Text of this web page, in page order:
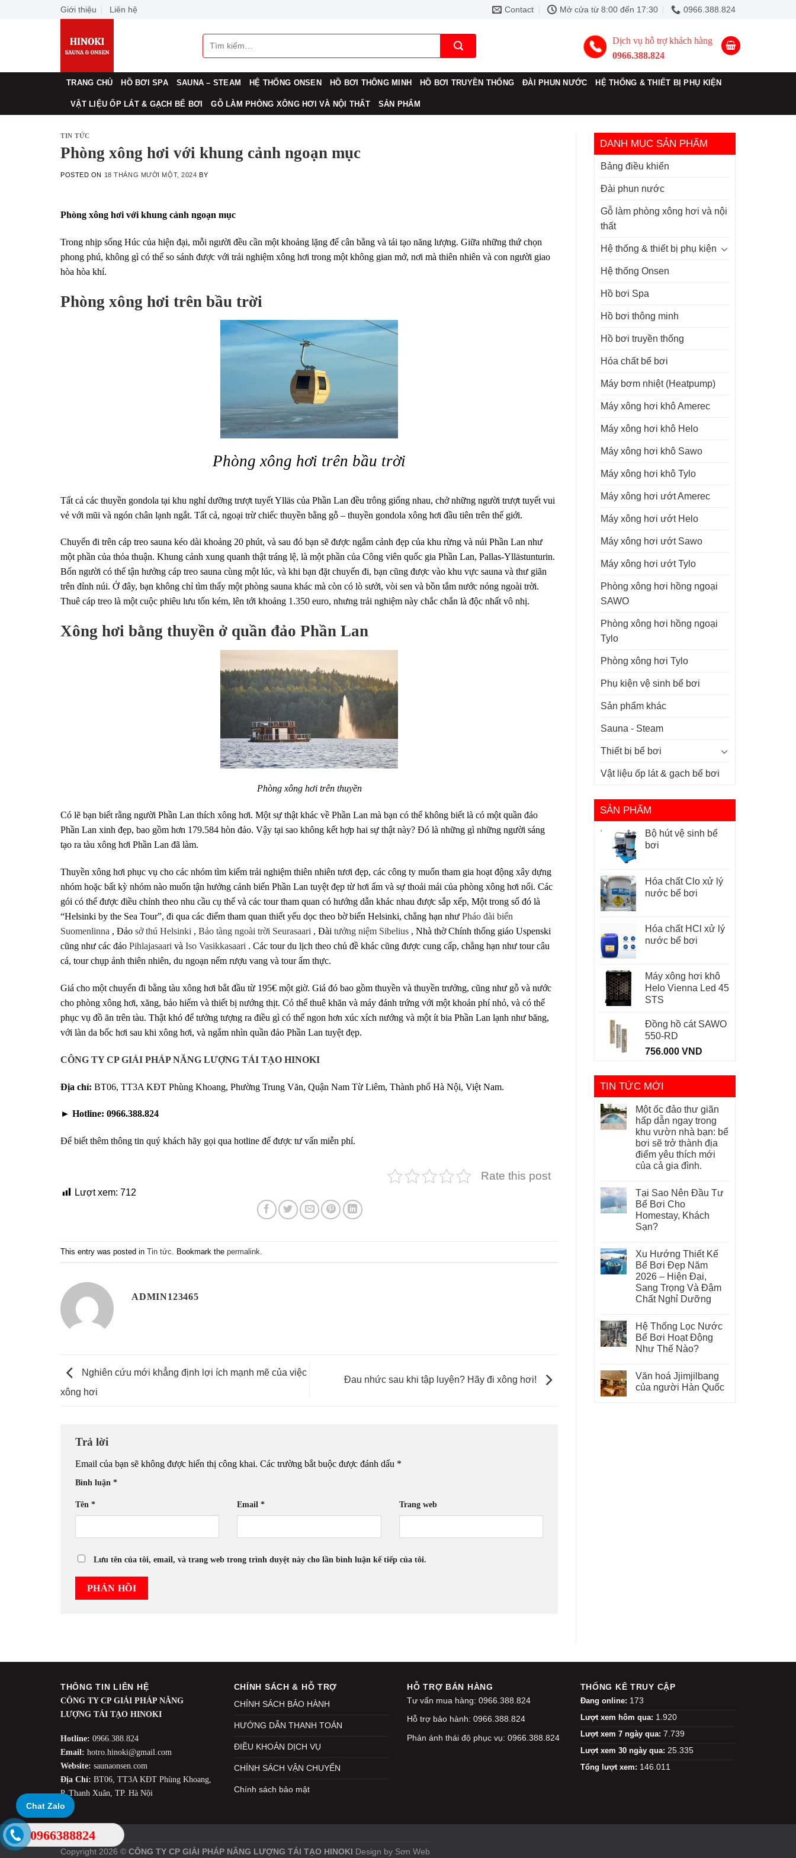
Giới thiệu Liên hệ Contact Mở cửa từ 8:00 đến 17:30 0966.388.824
Tìm
kiếm:
Dịch vụ hỗ trợ khách hàng
0966.388.824
TRANG CHỦ HỒ BƠI SPA SAUNA – STEAM HỆ THỐNG ONSEN HỒ BƠI THÔNG MINH HỒ BƠI TRUYỀN THỐNG ĐÀI PHUN NƯỚC HỆ THỐNG & THIẾT BỊ PHỤ KIỆN
VẬT LIỆU ỐP LÁT & GẠCH BỂ BƠI GỖ LÀM PHÒNG XÔNG HƠI VÀ NỘI THẤT SẢN PHẨM
TIN TỨC
Phòng xông hơi với khung cảnh ngoạn mục
POSTED ON 18 THÁNG MƯỜI MỘT, 2024 BY
Phòng xông hơi với khung cảnh ngoạn mục
Trong nhịp sống Húc của hiện đại, mỗi người đều cần một khoảng lặng để cân bằng và tái tạo năng lượng. Giữa những thứ chọn
phong phú, không gì có thể so sánh được với trải nghiệm xông hơi trong một không gian mở, nơi mà thiên nhiên và con người giao
hòa hòa khí.
Phòng xông hơi trên bầu trời
Phòng xông hơi trên bầu trời
Tất cả các thuyền gondola tại khu nghỉ dưỡng trượt tuyết Ylläs của Phần Lan đều trông giống nhau, chở những người trượt tuyết vui
vẻ với mũi và ngón chân lạnh ngắt. Tất cả, ngoại trừ chiếc thuyền bằng gỗ – thuyền gondola xông hơi đầu tiên trên thế giới.
Chuyến đi trên cáp treo sauna kéo dài khoảng 20 phút, và sau đó bạn sẽ được ngắm cảnh đẹp của khu rừng và núi Phần Lan như
một phần của thỏa thuận. Khung cảnh xung quanh thật tráng lệ, là một phần của Công viên quốc gia Phần Lan, Pallas-Yllästunturin.
Bốn người có thể tận hưởng cáp treo sauna cùng một lúc, và khi bạn đặt chuyến đi, bạn cũng được vào khu vực sauna và thư giãn
trên đỉnh núi. Ở đây, bạn không chỉ tìm thấy một phòng sauna khác mà còn có lò sưởi, vòi sen và bồn tắm nước nóng ngoài trời.
Thuê cáp treo là một cuộc phiêu lưu tốn kém, lên tới khoảng 1.350 euro, nhưng trải nghiệm này chắc chắn là độc nhất vô nhị.
Xông hơi bằng thuyền ở quần đảo Phần Lan
Phòng xông hơi trên thuyền
Có lẽ bạn biết rằng người Phần Lan thích xông hơi. Một sự thật khác về Phần Lan mà bạn có thể không biết là có một quần đảo
Phần Lan xinh đẹp, bao gồm hơn 179.584 hòn đảo. Vậy tại sao không kết hợp hai sự thật này? Đó là những gì những người sáng
tạo ra tàu xông hơi Phần Lan đã làm.
Thuyền xông hơi phục vụ cho các nhóm tìm kiếm trải nghiệm thiên nhiên tươi đẹp, các công ty muốn tham gia hoạt động xây dựng
nhóm hoặc bất kỳ nhóm nào muốn tận hưởng cảnh biển Phần Lan tuyệt đẹp từ hơi ấm và sự thoải mái của phòng xông hơi nổi. Các
gói có thể được điều chỉnh theo nhu cầu cụ thể và các tour tham quan có hướng dẫn khác nhau được sắp xếp, Một trong số đó là
“Helsinki by the Sea Tour”, đi qua các điểm tham quan thiết yếu dọc theo bờ biển Helsinki, chẳng hạn như Pháo đài biển
Suomenlinna , Đảo sở thú Helsinki , Bảo tàng ngoài trời Seurasaari , Đài tưởng niệm Sibelius , Nhà thờ Chính thống giáo Uspenski
cũng như các đảo Pihlajasaari và Iso Vasikkasaari . Các tour du lịch theo chủ đề khác cũng được cung cấp, chẳng hạn như tour câu
cá, tour chụp ảnh thiên nhiên, du ngoạn nếm rượu vang và tour ẩm thực.
Giá cho một chuyến đi bằng tàu xông hơi bắt đầu từ 195€ một giờ. Giá đó bao gồm thuyền và thuyền trưởng, cũng như gỗ và nước
cho phòng xông hơi, xăng, bảo hiểm và thiết bị nướng thịt. Có thể thuê khăn và máy đánh trứng với một khoản phí nhỏ, và có thể
phục vụ đồ ăn trên tàu. Thật khó để tưởng tượng ra điều gì có thể ngon hơn xúc xích nướng và một ít bia Phần Lan lạnh như băng,
với làn da bốc hơi sau khi xông hơi, và ngắm nhìn quần đảo Phần Lan tuyệt đẹp.
CÔNG TY CP GIẢI PHÁP NĂNG LƯỢNG TÁI TẠO HINOKI
Địa chỉ: BT06, TT3A KĐT Phùng Khoang, Phường Trung Văn, Quận Nam Từ Liêm, Thành phố Hà Nội, Việt Nam.
► Hotline: 0966.388.824
Để biết thêm thông tin quý khách hãy gọi qua hotline để được tư vấn miễn phí.
Rate this post
Lượt xem: 712
This entry was posted in Tin tức . Bookmark the permalink
ADMIN123465
Nghiên cứu mới khẳng định lợi ích mạnh mẽ của việc
xông hơi
Đau nhức sau khi tập luyện? Hãy đi xông hơi!
Trả lời
Email của bạn sẽ không được hiển thị công khai. Các trường bắt buộc được đánh dấu *
Bình luận *
Tên * Email* Trang web
Lưu tên của tôi, email, và trang web trong trình duyệt này cho lần bình luận kế tiếp của tôi.
DANH MỤC SẢN PHẨM
Bảng điều khiển
Đài phun nước
Gỗ làm phòng xông hơi và nội
thất
Hệ thống & thiết bị phụ kiện
Hệ thống Onsen
Hồ bơi Spa
Hồ bơi thông minh
Hồ bơi truyền thống
Hóa chất bể bơi
Máy bơm nhiệt (Heatpump)
Máy xông hơi khô Amerec
Máy xông hơi khô Helo
Máy xông hơi khô Sawo
Máy xông hơi khô Tylo
Máy xông hơi ướt Amerec
Máy xông hơi ướt Helo
Máy xông hơi ướt Sawo
Máy xông hơi ướt Tylo
Phòng xông hơi hồng ngoại
SAWO
Phòng xông hơi hồng ngoại
Tylo
Phòng xông hơi Tylo
Phụ kiện vệ sinh bể bơi
Sản phẩm khác
Sauna - Steam
Thiết bị bể bơi
Vật liệu ốp lát & gạch bể bơi
SẢN PHẨM
Bộ hút vệ sinh bể
bơi
Hóa chất Clo xử lý
nước bể bơi
Hóa chất HCl xử lý
nước bể bơi
Máy xông hơi khô
Helo Vienna Led 45
STS
Đồng hồ cát SAWO
550-RD
756.000 VND
TIN TỨC MỚI
Một ốc đảo thư giãn
hấp dẫn ngay trong
khu vườn nhà bạn: bể
bơi sẽ trở thành địa
điểm yêu thích mới
của cả gia đình.
Tại Sao Nên Đầu Tư
Bể Bơi Cho
Homestay, Khách
Sạn?
Xu Hướng Thiết Kế
Bể Bơi Đẹp Năm
2026 – Hiện Đại,
Sang Trọng Và Đậm
Chất Nghỉ Dưỡng
Hệ Thống Lọc Nước
Bể Bơi Hoạt Động
Như Thế Nào?
Văn hoá Jjimjilbang
của người Hàn Quốc
THÔNG TIN LIÊN HỆ
CÔNG TY CP GIẢI PHÁP NĂNG
LƯỢNG TÁI TẠO HINOKI
Hotline: 0966.388.824
Email: hotro.hinoki@gmail.com
Website: saunaonsen.com
Địa Chỉ: BT06, TT3A KĐT Phùng Khoang,
P. Thanh Xuân, TP. Hà Nội
CHÍNH SÁCH & HỖ TRỢ
CHÍNH SÁCH BẢO HÀNH
HƯỚNG DẪN THANH TOÁN
ĐIỀU KHOẢN DỊCH VỤ
CHÍNH SÁCH VẬN CHUYỂN
Chính sách bảo mật
HỖ TRỢ BÁN HÀNG
Tư vấn mua hàng: 0966.388.824
Hỗ trợ bảo hành: 0966.388.824
Phản ánh thái độ phục vụ: 0966.388.824
THỐNG KÊ TRUY CẬP
Đang online: 173
Lượt xem hôm qua: 1.920
Lượt xem 7 ngày qua: 7.739
Lượt xem 30 ngày qua: 25.335
Tổng lượt xem: 146.011
SẢN PHẨM KHÁC
Copyright 2026 © CÔNG TY CP GIẢI PHÁP NĂNG LƯỢNG TÁI TẠO HINOKI Design by Sơn Web
Chat Zalo
0966388824